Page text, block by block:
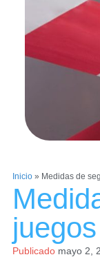
Inicio» Medidas de
Publicado mayo 2,